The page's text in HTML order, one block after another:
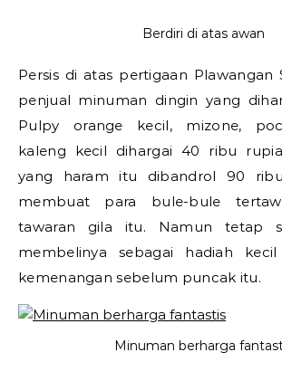
Berdiri di atas awan
Persis di atas pertigaan Plawangan
penjual minuman dingin yang
Pulpy orange kecil, mizone,
kaleng kecil dihargai 40 ribu
yang haram itu dibandrol 90
membuat para bule-bule
tawaran gila itu. Namun tetap
membelinya sebagai hadiah
kemenangan sebelum puncak itu.
Minuman berharga